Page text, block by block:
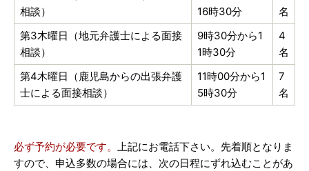
相談）
16時30分
名
第3木曜日（地元弁護士による面接
相談）
9時30分から1
1時30分
4
名
第4木曜日（鹿児島からの出張弁護
士による面接相談）
11時00分から1
5時30分
7
名
必ず予約が必要です。 上記にお電話下さい。先着順となりま
すので、申込多数の場合には、次の日程にずれ込むことがあ